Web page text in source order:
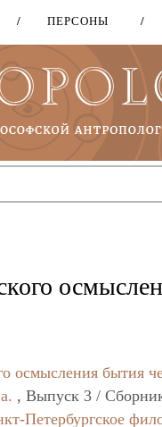
ПЕРСОНЫ
осмысления бытия
, Выпуск 3 /
Петербургское